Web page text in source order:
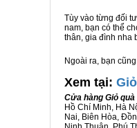
Tùy vào từng đối
nam, bạn có thể
thân, gia đình nha
Ngoài ra, bạn
Xem tại: G
Cửa hàng Giỏ
Hồ Chí Minh, Hà
Nai, Biên Hòa,